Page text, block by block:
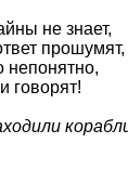
не знает,
прошумят,
непонятно,
говорят!